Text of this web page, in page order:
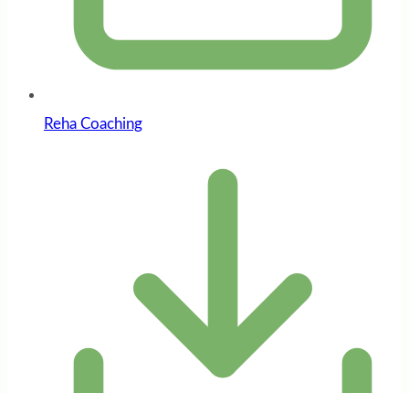
Reha Coaching